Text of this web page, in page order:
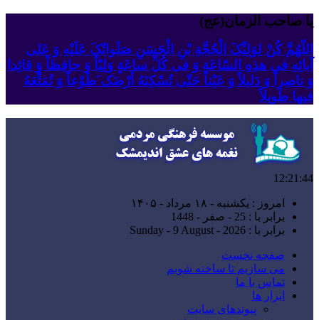
یا صاحب الزمان(عج)
اللّهُمَّ کُنْ لِوَلِیِّکَ الْحُجَّةِ بْنِ الْحَسَنِ صَلَواتُکَ عَلَیْهِ وَ عَلى
آبائِهِ فی هذِهِ السّاعَةِ وَ فی کُلِّ ساعَةٍ وَلِیّاً وَ حافِظاً وَ قائِدا
‏وَ ناصِراً وَ دَلیلاً وَ عَیْناً حَتّى تُسْکِنَهُ أَرْضَک َطَوْعاً وَ تُمَتِّعَهُ
فیها طَویلاً
12:21:45
امروز : یکشنبه - ۱۸ مرداد - ۱۴۰۵
برابر با : 25 - صفر - 1448
برابر با : Sunday - 9 August - 2026
صفحه نخست
می سازیم تا ساخته شویم
تماس با ما
ابزار ها
پیوندهای سایت